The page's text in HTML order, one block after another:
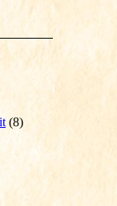
(8)